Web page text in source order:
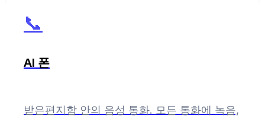
📞
AI 폰
받은편지함 안의 음성 통화. 모든 통화에 녹음,